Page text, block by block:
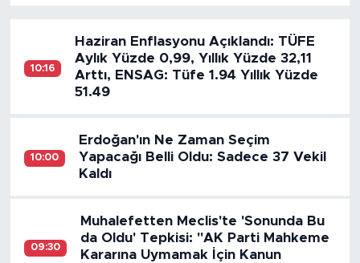
10:16
Haziran Enflasyonu Açıklandı: TÜFE
Aylık Yüzde 0,99, Yıllık Yüzde 32,11
Arttı, ENSAG: Tüfe 1.94 Yıllık Yüzde
51.49
10:00
Erdoğan'ın Ne Zaman Seçim
Yapacağı Belli Oldu: Sadece 37 Vekil
Kaldı
09:30
Muhalefetten Meclis'te 'Sonunda Bu
da Oldu' Tepkisi: "AK Parti Mahkeme
Kararına Uymamak İçin Kanun